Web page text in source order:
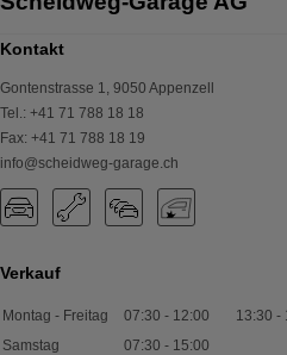
Kontakt
Gontenstrasse 1, 9050 Appenzell
Tel.: +41 71 788 18 18
Fax: +41 71 788 18 19
info@scheidweg-garage.ch
Verkauf
Montag - Freitag 07:30 - 12:00 13:30 -
Samstag
07:30 - 15:00